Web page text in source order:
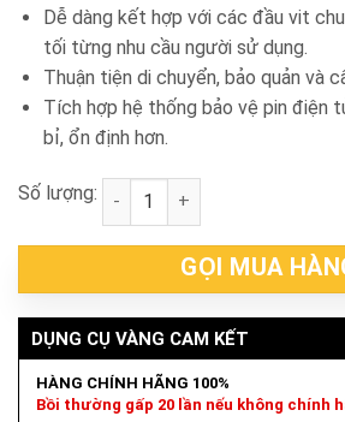
Dễ dàng kết hợp với các đầu vit
tối từng nhu cầu người sử dụng.
Thuận tiện di chuyển, bảo quản và
Tích hợp hệ thống bảo vệ pin điện
bỉ, ổn định hơn.
Số lượng: Thân máy vặn vít pin 18V
GỌI MUA
DỤNG CỤ VÀNG CAM KẾT
HÀNG CHÍNH HÃNG 100%
Bồi thường gấp 20 lần nếu không chính